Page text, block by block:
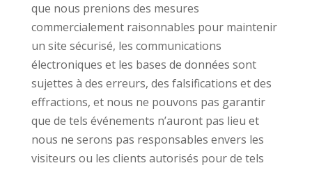
que nous prenions des mesures
commercialement raisonnables pour maintenir
un site sécurisé, les communications
électroniques et les bases de données sont
sujettes à des erreurs, des falsifications et des
effractions, et nous ne pouvons pas garantir
que de tels événements n’auront pas lieu et
nous ne serons pas responsables envers les
visiteurs ou les clients autorisés pour de tels